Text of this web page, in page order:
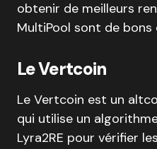
obtenir de meilleurs
MultiPool sont de bons
Le Vertcoin
Le Vertcoin est un
qui utilise un
Lyra2RE pour vérifier